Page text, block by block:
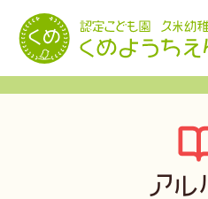
アル